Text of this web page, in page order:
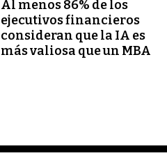
Al menos 86% de los
ejecutivos financieros
consideran que la IA es
más valiosa que un MBA